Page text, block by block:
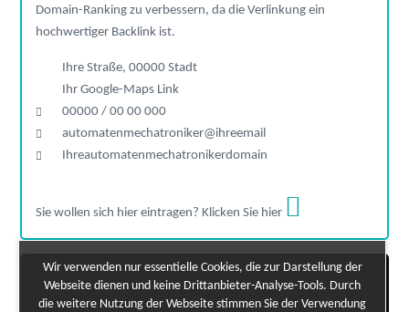
Domain-Ranking zu verbessern, da die Verlinkung ein
hochwertiger Backlink ist.
Ihre Straße, 00000 Stadt
Ihr Google-Maps Link
00000 / 00 00 000
automatenmechatroniker@ihreemail
Ihreautomatenmechatronikerdomain
Sie wollen sich hier eintragen? Klicken Sie hier
Wir verwenden nur essentielle Cookies, die zur Darstellung der
Webseite dienen und keine Drittanbieter-Analyse-Tools. Durch
die weitere Nutzung der Webseite stimmen Sie der Verwendung